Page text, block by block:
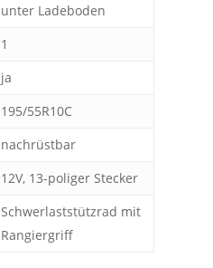
unter Ladeboden
1
ja
195/55R10C
nachrüstbar
12V, 13-poliger Stecker
Schwerlaststützrad mit
Rangiergriff